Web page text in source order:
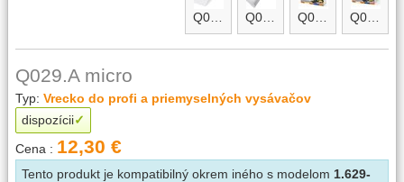
Q029 Q029 micro Q029.A Q029.B
Q029.A micro
Typ: Vrecko do profi a priemyselných vysávačov
dispozícii
Cena : 12,30 €
Tento produkt je kompatibilný okrem iného s modelom 1.629-